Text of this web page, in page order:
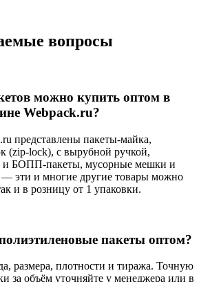
вопросы
можно купить оптом в
Webpack.ru?
представлены пакеты-майка,
(zip-lock), с вырубной ручкой,
и БОПП-пакеты, мусорные мешки и
эти и многие другие товары можно
и в розницу от 1 упаковки.
пакеты оптом?
размера, плотности и тиража. Точную
за объём уточняйте у менеджера или в